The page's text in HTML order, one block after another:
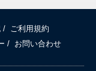
/
ご利用規約
/ お問い合わせ